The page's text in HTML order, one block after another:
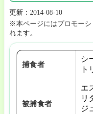
更新：2014-08-10
※本ページにはプロモーシ
れます。
捕食者
シ
ト
被捕食者
エ
リ
ジ